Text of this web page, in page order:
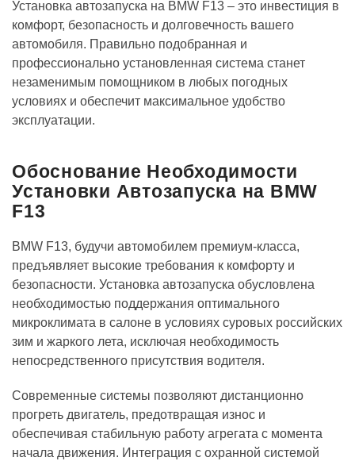
Установка автозапуска на BMW F13 – это инвестиция в
комфорт, безопасность и долговечность вашего
автомобиля. Правильно подобранная и
профессионально установленная система станет
незаменимым помощником в любых погодных
условиях и обеспечит максимальное удобство
эксплуатации.
Обоснование Необходимости
Установки Автозапуска на BMW
F13
BMW F13, будучи автомобилем премиум-класса,
предъявляет высокие требования к комфорту и
безопасности. Установка автозапуска обусловлена
необходимостью поддержания оптимального
микроклимата в салоне в условиях суровых российских
зим и жаркого лета, исключая необходимость
непосредственного присутствия водителя.
Современные системы позволяют дистанционно
прогреть двигатель, предотвращая износ и
обеспечивая стабильную работу агрегата с момента
начала движения. Интеграция с охранной системой